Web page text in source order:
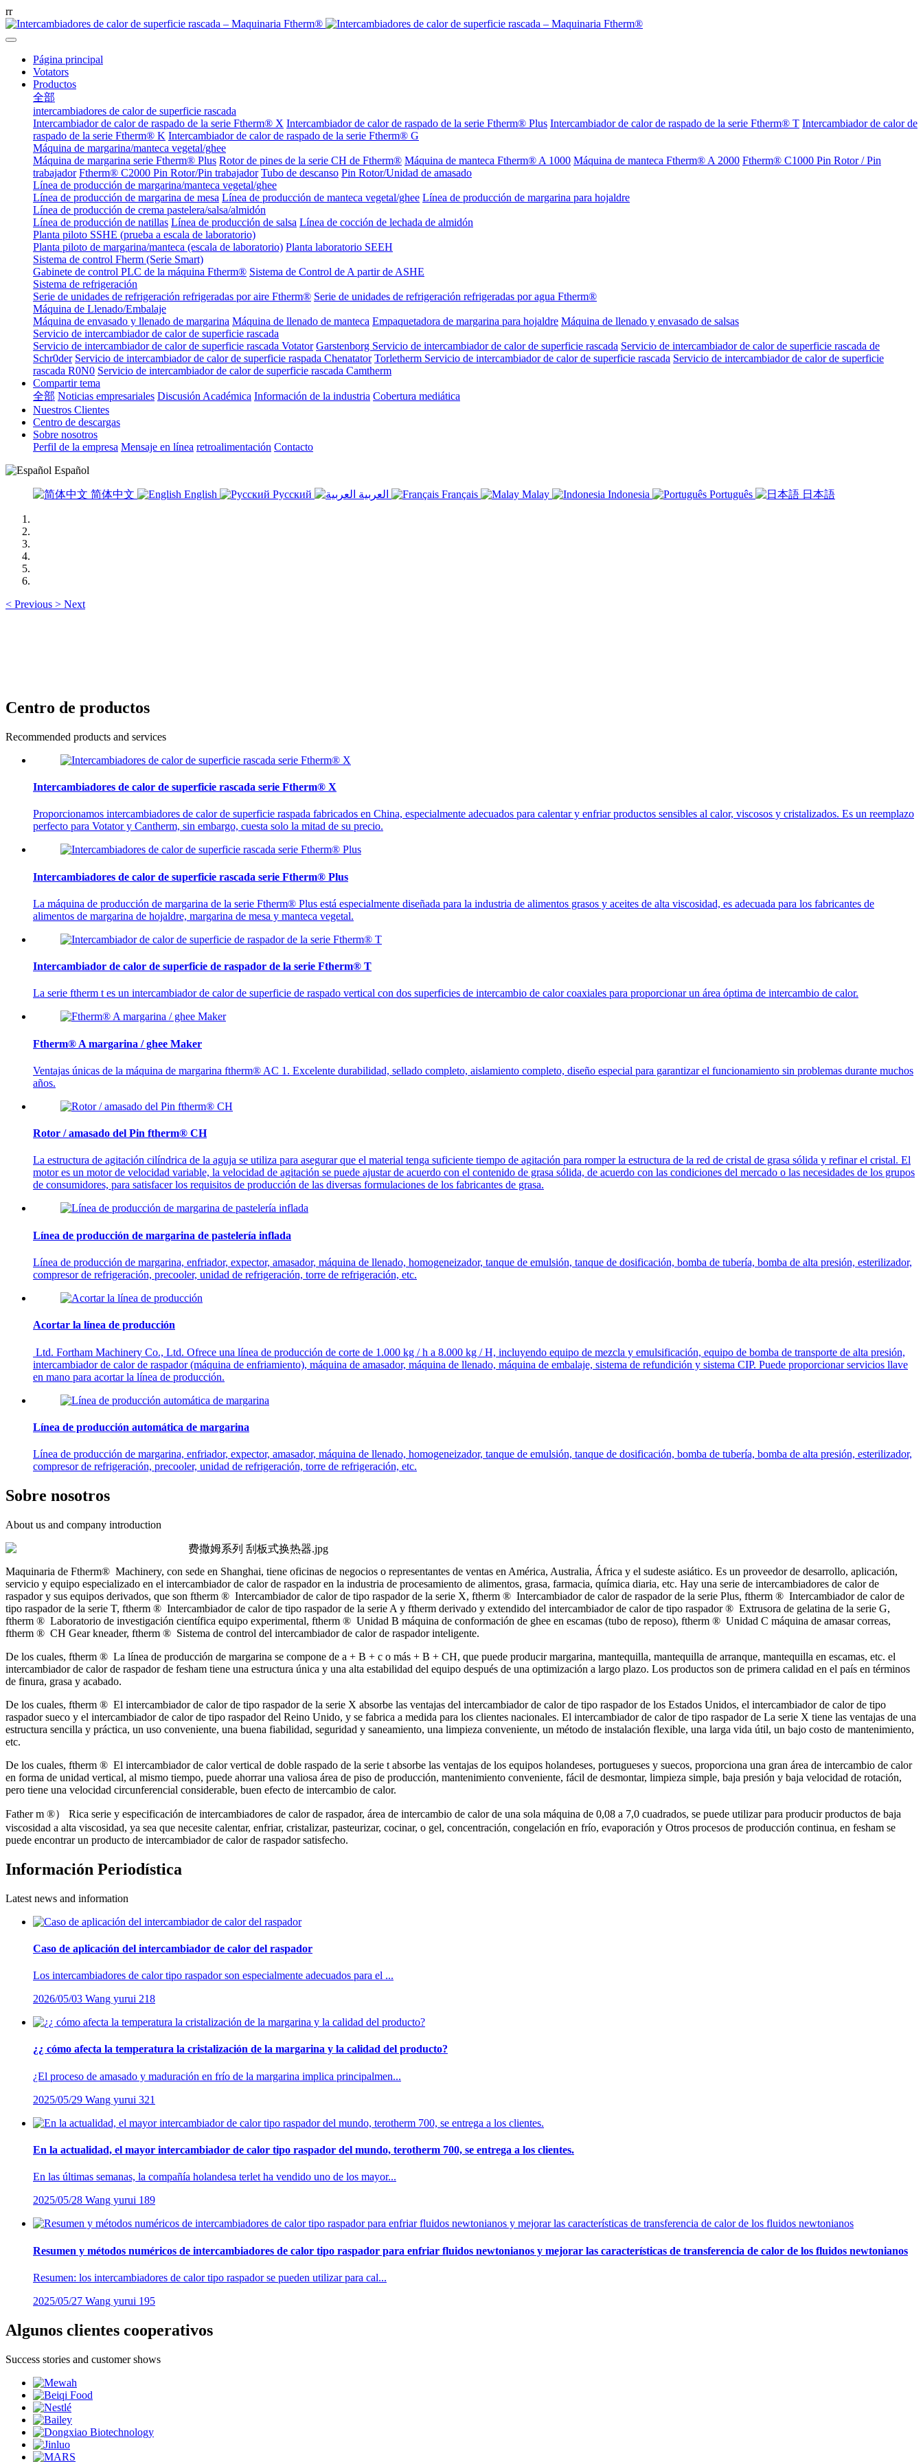
rr
Página principal
Votators
Productos
全部
intercambiadores de calor de superficie rascada
Intercambiador de calor de raspado de la serie Ftherm® X Intercambiador de calor de raspado de la serie Ftherm® Plus Intercambiador de calor de raspado de la serie Ftherm® T Intercambiador de calor de
raspado de la serie Ftherm® K Intercambiador de calor de raspado de la serie Ftherm® G
Máquina de margarina/manteca vegetal/ghee
Máquina de margarina serie Ftherm® Plus Rotor de pines de la serie CH de Ftherm® Máquina de manteca Ftherm® A 1000 Máquina de manteca Ftherm® A 2000 Ftherm® C1000 Pin Rotor / Pin
trabajador Ftherm® C2000 Pin Rotor/Pin trabajador Tubo de descanso Pin Rotor/Unidad de amasado
Línea de producción de margarina/manteca vegetal/ghee
Línea de producción de margarina de mesa Línea de producción de manteca vegetal/ghee Línea de producción de margarina para hojaldre
Línea de producción de crema pastelera/salsa/almidón
Línea de producción de natillas Línea de producción de salsa Línea de cocción de lechada de almidón
Planta piloto SSHE (prueba a escala de laboratorio)
Planta piloto de margarina/manteca (escala de laboratorio) Planta laboratorio SEEH
Sistema de control Fherm (Serie Smart)
Gabinete de control PLC de la máquina Ftherm® Sistema de Control de A partir de ASHE
Sistema de refrigeración
Serie de unidades de refrigeración refrigeradas por aire Ftherm® Serie de unidades de refrigeración refrigeradas por agua Ftherm®
Máquina de Llenado/Embalaje
Máquina de envasado y llenado de margarina Máquina de llenado de manteca Empaquetadora de margarina para hojaldre Máquina de llenado y envasado de salsas
Servicio de intercambiador de calor de superficie rascada
Servicio de intercambiador de calor de superficie rascada Votator Garstenborg Servicio de intercambiador de calor de superficie rascada Servicio de intercambiador de calor de superficie rascada de
Schr0der Servicio de intercambiador de calor de superficie raspada Chenatator Torletherm Servicio de intercambiador de calor de superficie rascada Servicio de intercambiador de calor de superficie
rascada R0N0 Servicio de intercambiador de calor de superficie rascada Camtherm
Compartir tema
全部 Noticias empresariales Discusión Académica Información de la industria Cobertura mediática
Nuestros Clientes
Centro de descargas
Sobre nosotros
Perfil de la empresa Mensaje en línea retroalimentación Contacto
Español
简体中文 English Русский Français Malay Indonesia Português 日本語
< Previous > Next
Centro de productos
Recommended products and services
Intercambiadores de calor de superficie rascada serie Ftherm® X
Proporcionamos intercambiadores de calor de superficie raspada fabricados en China, especialmente adecuados para calentar y enfriar productos sensibles al calor, viscosos y cristalizados. Es un reemplazo
perfecto para Votator y Cantherm, sin embargo, cuesta solo la mitad de su precio.
Intercambiadores de calor de superficie rascada serie Ftherm® Plus
La máquina de producción de margarina de la serie Ftherm® Plus está especialmente diseñada para la industria de alimentos grasos y aceites de alta viscosidad, es adecuada para los fabricantes de
alimentos de margarina de hojaldre, margarina de mesa y manteca vegetal.
Intercambiador de calor de superficie de raspador de la serie Ftherm® T
La serie ftherm t es un intercambiador de calor de superficie de raspado vertical con dos superficies de intercambio de calor coaxiales para proporcionar un área óptima de intercambio de calor.
Ftherm® A margarina / ghee Maker
Ventajas únicas de la máquina de margarina ftherm® AC 1. Excelente durabilidad, sellado completo, aislamiento completo, diseño especial para garantizar el funcionamiento sin problemas durante muchos
años.
Rotor / amasado del Pin ftherm® CH
La estructura de agitación cilíndrica de la aguja se utiliza para asegurar que el material tenga suficiente tiempo de agitación para romper la estructura de la red de cristal de grasa sólida y refinar el cristal. El
motor es un motor de velocidad variable, la velocidad de agitación se puede ajustar de acuerdo con el contenido de grasa sólida, de acuerdo con las condiciones del mercado o las necesidades de los grupos
de consumidores, para satisfacer los requisitos de producción de las diversas formulaciones de los fabricantes de grasa.
Línea de producción de margarina de pastelería inflada
Línea de producción de margarina, enfriador, expector, amasador, máquina de llenado, homogeneizador, tanque de emulsión, tanque de dosificación, bomba de tubería, bomba de alta presión, esterilizador,
compresor de refrigeración, precooler, unidad de refrigeración, torre de refrigeración, etc.
Acortar la línea de producción
​ Ltd. Fortham Machinery Co., Ltd. Ofrece una línea de producción de corte de 1.000 kg / h a 8.000 kg / H, incluyendo equipo de mezcla y emulsificación, equipo de bomba de transporte de alta presión,
intercambiador de calor de raspador (máquina de enfriamiento), máquina de amasador, máquina de llenado, máquina de embalaje, sistema de refundición y sistema CIP. Puede proporcionar servicios llave
en mano para acortar la línea de producción.
Línea de producción automática de margarina
Línea de producción de margarina, enfriador, expector, amasador, máquina de llenado, homogeneizador, tanque de emulsión, tanque de dosificación, bomba de tubería, bomba de alta presión, esterilizador,
compresor de refrigeración, precooler, unidad de refrigeración, torre de refrigeración, etc.
Sobre nosotros
About us and company introduction
Maquinaria de Ftherm® Machinery, con sede en Shanghai, tiene oficinas de negocios o representantes de ventas en América, Australia, África y el sudeste asiático. Es un proveedor de desarrollo, aplicación,
servicio y equipo especializado en el intercambiador de calor de raspador en la industria de procesamiento de alimentos, grasa, farmacia, química diaria, etc. Hay una serie de intercambiadores de calor de
raspador y sus equipos derivados, que son ftherm ® Intercambiador de calor de tipo raspador de la serie X, ftherm ® Intercambiador de calor de raspador de la serie Plus, ftherm ® Intercambiador de calor de
tipo raspador de la serie T, ftherm ® Intercambiador de calor de tipo raspador de la serie A y ftherm derivado y extendido del intercambiador de calor de tipo raspador ® Extrusora de gelatina de la serie G,
ftherm ® Laboratorio de investigación científica equipo experimental, ftherm ® Unidad B máquina de conformación de ghee en escamas (tubo de reposo), ftherm ® Unidad C máquina de amasar correas,
ftherm ® CH Gear kneader, ftherm ® Sistema de control del intercambiador de calor de raspador inteligente.
De los cuales, ftherm ® La línea de producción de margarina se compone de a + B + c o más + B + CH, que puede producir margarina, mantequilla, mantequilla de arranque, mantequilla en escamas, etc. el
intercambiador de calor de raspador de fesham tiene una estructura única y una alta estabilidad del equipo después de una optimización a largo plazo. Los productos son de primera calidad en el país en términos
de finura, grasa y acabado.
De los cuales, ftherm ® El intercambiador de calor de tipo raspador de la serie X absorbe las ventajas del intercambiador de calor de tipo raspador de los Estados Unidos, el intercambiador de calor de tipo
raspador sueco y el intercambiador de calor de tipo raspador del Reino Unido, y se fabrica a medida para los clientes nacionales. El intercambiador de calor de tipo raspador de La serie X tiene las ventajas de una
estructura sencilla y práctica, un uso conveniente, una buena fiabilidad, seguridad y saneamiento, una limpieza conveniente, un método de instalación flexible, una larga vida útil, un bajo costo de mantenimiento,
etc.
De los cuales, ftherm ® El intercambiador de calor vertical de doble raspado de la serie t absorbe las ventajas de los equipos holandeses, portugueses y suecos, proporciona una gran área de intercambio de calor
en forma de unidad vertical, al mismo tiempo, puede ahorrar una valiosa área de piso de producción, mantenimiento conveniente, fácil de desmontar, limpieza simple, baja presión y baja velocidad de rotación,
pero tiene una velocidad circunferencial considerable, buen efecto de intercambio de calor.
Father m ®） Rica serie y especificación de intercambiadores de calor de raspador, área de intercambio de calor de una sola máquina de 0,08 a 7,0 cuadrados, se puede utilizar para producir productos de baja
viscosidad a alta viscosidad, ya sea que necesite calentar, enfriar, cristalizar, pasteurizar, cocinar, o gel, concentración, congelación en frío, evaporación y Otros procesos de producción continua, en fesham se
puede encontrar un producto de intercambiador de calor de raspador satisfecho.
Información Periodística
Latest news and information
Caso de aplicación del intercambiador de calor del raspador
Los intercambiadores de calor tipo raspador son especialmente adecuados para el ...
2026/05/03 Wang yurui 218
¿¿ cómo afecta la temperatura la cristalización de la margarina y la calidad del producto?
¿El proceso de amasado y maduración en frío de la margarina implica principalmen...
2025/05/29 Wang yurui 321
En la actualidad, el mayor intercambiador de calor tipo raspador del mundo, terotherm 700, se entrega a los clientes.
En las últimas semanas, la compañía holandesa terlet ha vendido uno de los mayor...
2025/05/28 Wang yurui 189
Resumen y métodos numéricos de intercambiadores de calor tipo raspador para enfriar fluidos newtonianos y mejorar las características de transferencia de calor de los fluidos newtonianos
Resumen: los intercambiadores de calor tipo raspador se pueden utilizar para cal...
2025/05/27 Wang yurui 195
Algunos clientes cooperativos
Success stories and customer shows